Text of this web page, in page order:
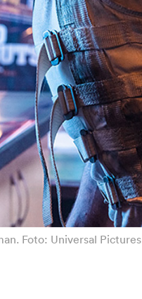
Foto: Universal Pictures